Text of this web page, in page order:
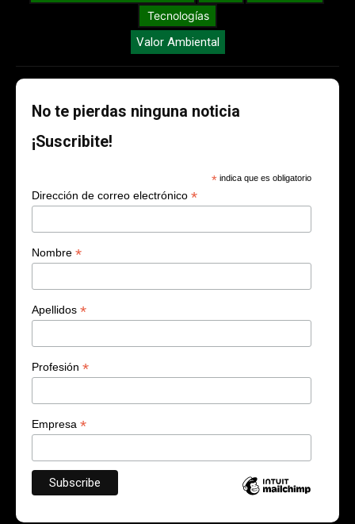
Tecnologías
Valor Ambiental
No te pierdas ninguna noticia
¡Suscribite!
* indica que es obligatorio
Dirección de correo electrónico *
Nombre *
Apellidos *
Profesión *
Empresa *